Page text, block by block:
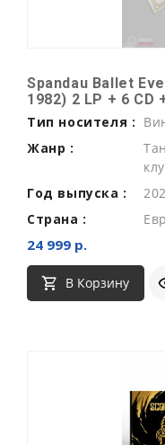
Spandau Ballet
1982) 2 LP + 6 CD
Тип носителя :
Жанр :
Год выпуска :
Страна :
24 999 р.
В Корзину